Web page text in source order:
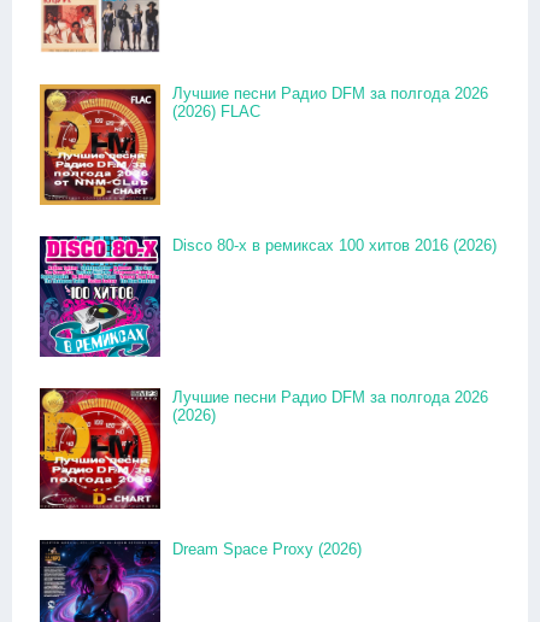
Лучшие песни Радио DFM за полгода 2026
(2026) FLAC
Disco 80-x в ремиксах 100 хитов 2016 (2026)
Лучшие песни Радио DFM за полгода 2026
(2026)
Dream Space Proxy (2026)